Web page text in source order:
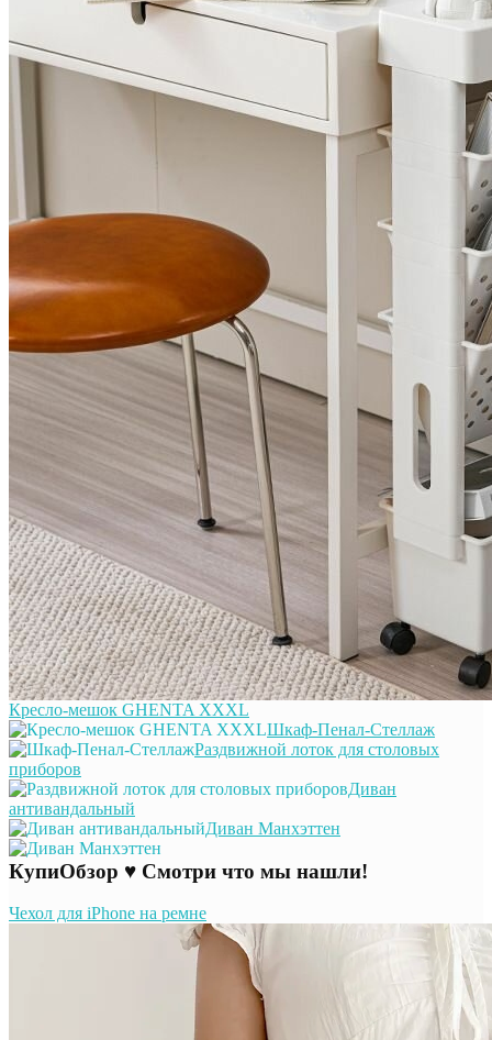
Кресло-мешок GHENTA XXXL
Шкаф-Пенал-Стеллаж
Раздвижной лоток для столовых
приборов
Диван
антивандальный
Диван Манхэттен
КупиОбзор ♥ Смотри что мы нашли!
Чехол для iPhone на ремне